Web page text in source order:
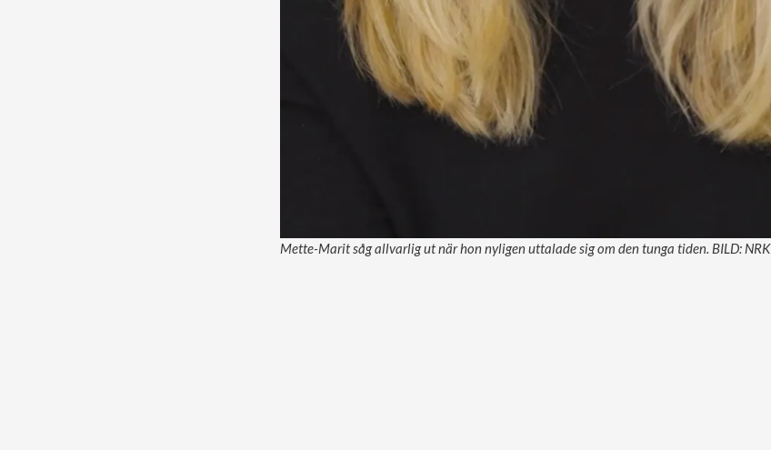
Mette-Marit såg allvarlig ut när hon nyligen uttalade sig om den tunga tiden. BILD: NRK